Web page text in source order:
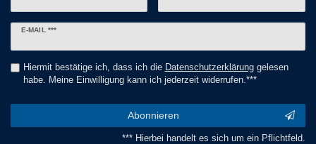
E-MAIL ***
Newsletter
Hiermit bestätige ich, dass ich die Daten­schutz­erklärunggelesen
habe. Meine Einwilligung kann ich jederzeit widerrufen.***
Abonnieren
*** Hierbei handelt es sich um ein Pflichtfeld.